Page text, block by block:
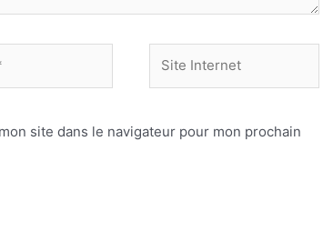
Internet
site dans le navigateur pour mon prochain